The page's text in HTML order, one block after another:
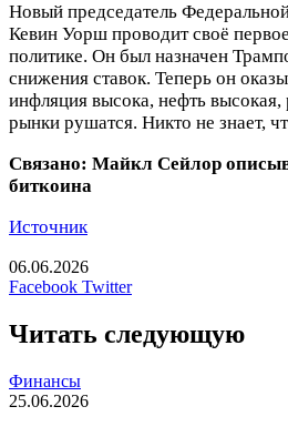
Новый председатель
Кевин Уорш проводит своё
политике. Он был назначен
снижения ставок. Теперь он
инфляция высока, нефть
рынки рушатся. Никто не знает,
Связано: Майкл Сейлор
биткоина
Источник
06.06.2026
Facebook TwitterLinkedIn
Tumblr
Reddit
Вконтакте
Одноклассники
Skype
Messenger
Messenger
WhatsApp
Telegram
Viber
Line
Печатать
Читать следующую
Финансы
25.06.2026